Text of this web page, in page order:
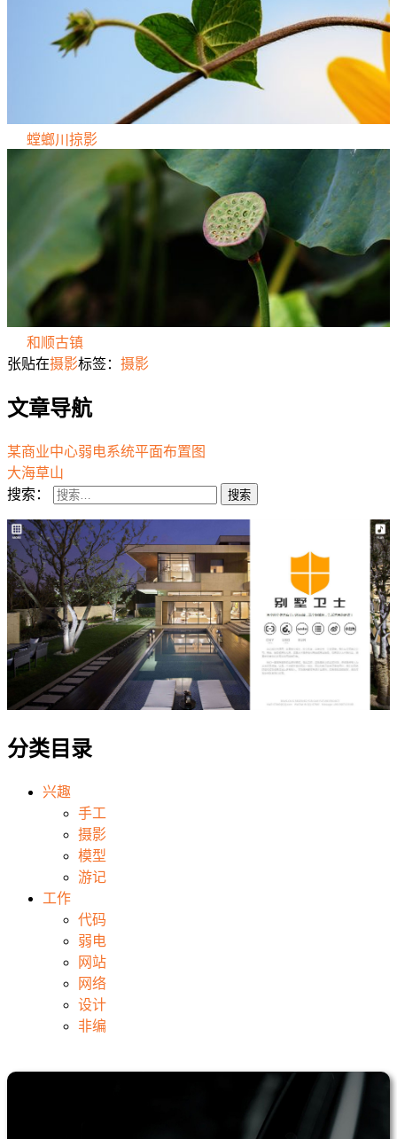
螳螂川掠影
和顺古镇
张贴在摄影标签： 摄影
文章导航
某商业中心弱电系统平面布置图
大海草山
搜索：
分类目录
兴趣
手工
摄影
模型
游记
工作
代码
弱电
网站
网络
设计
非编